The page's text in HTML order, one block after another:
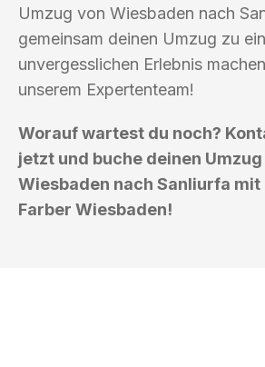
Umzug von Wiesbaden nach
gemeinsam deinen Umzug zu
unvergesslichen Erlebnis
unserem Expertenteam!
Worauf wartest du noch?
jetzt und buche deinen Umzug
Wiesbaden nach Sanliurfa mit
Farber Wiesbaden!